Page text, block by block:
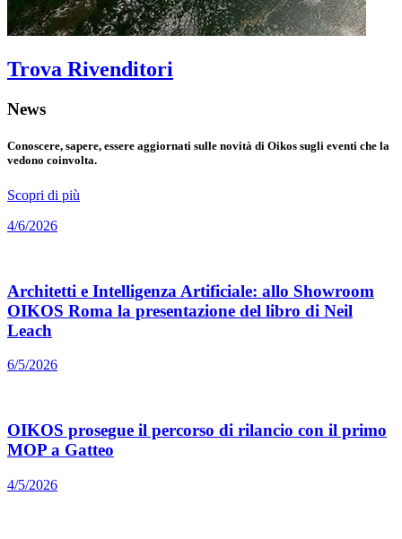
Trova Rivenditori
News
Conoscere, sapere, essere aggiornati sulle novità di Oikos sugli eventi che la
vedono coinvolta.
Scopri di più
4/6/2026
Architetti e Intelligenza Artificiale: allo Showroom
OIKOS Roma la presentazione del libro di Neil
Leach
6/5/2026
OIKOS prosegue il percorso di rilancio con il primo
MOP a Gatteo
4/5/2026